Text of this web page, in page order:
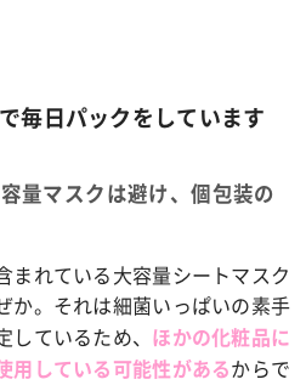
毎日パックをしています
量マスクは避け、個包装の
まれている大容量シートマスク
か。それは細菌いっぱいの素手
ているため、
ほかの化粧品に
用している可能性があるからで